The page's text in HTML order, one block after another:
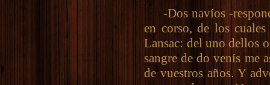
-Dos navíos -
en corso, de los
Lansac: del uno dellos
sangre de do venís me
de vuestros años. Y